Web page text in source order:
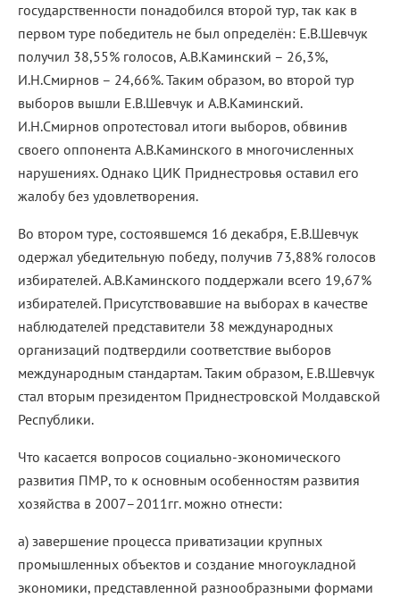
государственности понадобился второй тур, так как в
первом туре победитель не был определён: Е.В.Шевчук
получил 38,55% голосов, А.В.Каминский – 26,3%,
И.Н.Смирнов – 24,66%. Таким образом, во второй тур
выборов вышли Е.В.Шевчук и А.В.Каминский.
И.Н.Смирнов опротестовал итоги выборов, обвинив
своего оппонента А.В.Каминского в многочисленных
нарушениях. Однако ЦИК Приднестровья оставил его
жалобу без удовлетворения.
Во втором туре, состоявшемся 16 декабря, Е.В.Шевчук
одержал убедительную победу, получив 73,88% голосов
избирателей. А.В.Каминского поддержали всего 19,67%
избирателей. Присутствовавшие на выборах в качестве
наблюдателей представители 38 международных
организаций подтвердили соответствие выборов
международным стандартам. Таким образом, Е.В.Шевчук
стал вторым президентом Приднестровской Молдавской
Республики.
Что касается вопросов социально-экономического
развития ПМР, то к основным особенностям развития
хозяйства в 2007–2011гг. можно отнести:
а) завершение процесса приватизации крупных
промышленных объектов и создание многоукладной
экономики, представленной разнообразными формами